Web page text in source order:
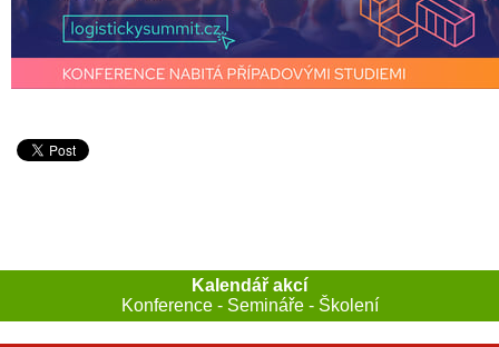
Kalendář akcí
Konference - Semináře - Školení